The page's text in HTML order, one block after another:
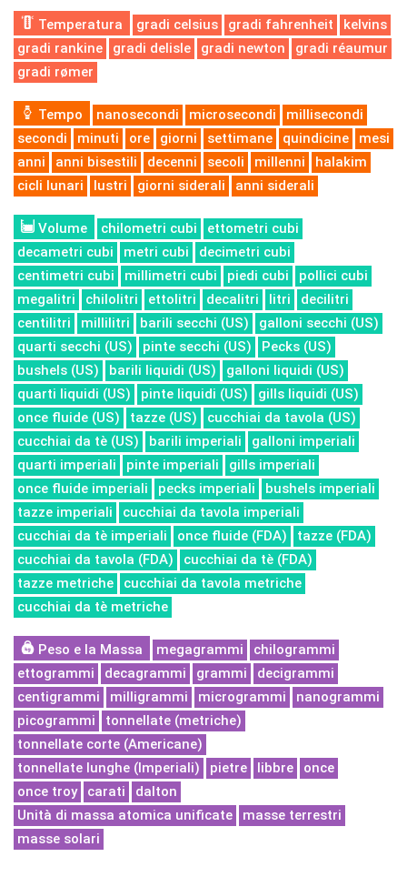
Temperatura gradi celsius gradi fahrenheit
kelvins
gradi rankine
gradi delisle gradi newton
gradi réaumur
gradi rømer
Tempo nanosecondi microsecondi
millisecondi
secondi
minuti ore giorni settimane quindicine
mesi
anni
anni bisestili decenni secoli millenni
halakim
cicli lunari
lustri giorni siderali anni siderali
Volume chilometri cubi
ettometri cubi
decametri cubi
metri cubi
decimetri cubi
centimetri cubi
millimetri cubi piedi cubi
pollici cubi
megalitri
chilolitri ettolitri decalitri litri
decilitri
centilitri
millilitri barili secchi (US)
galloni secchi (US)
quarti secchi (US)
pinte secchi (US)
Pecks (US)
bushels (US)
barili liquidi (US)
galloni liquidi (US)
quarti liquidi (US)
pinte liquidi (US)
gills liquidi (US)
once fluide (US)
tazze (US)
cucchiai da tavola (US)
cucchiai da tè (US)
barili imperiali
galloni imperiali
quarti imperiali
pinte imperiali
gills imperiali
once fluide imperiali
pecks imperiali
bushels imperiali
tazze imperiali
cucchiai da tavola imperiali
cucchiai da tè imperiali
once fluide (FDA)
tazze (FDA)
cucchiai da tavola (FDA)
cucchiai da tè (FDA)
tazze metriche
cucchiai da tavola metriche
cucchiai da tè metriche
Peso e la Massa megagrammi
chilogrammi
ettogrammi
decagrammi grammi
decigrammi
centigrammi
milligrammi microgrammi
nanogrammi
picogrammi
tonnellate (metriche)
tonnellate corte (Americane)
tonnellate lunghe (Imperiali)
pietre libbre
once
once troy
carati
dalton
Unità di massa atomica unificate
masse terrestri
masse solari